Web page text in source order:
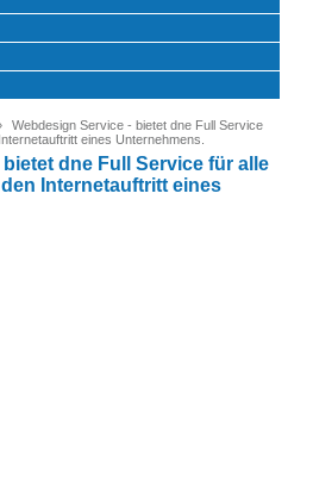
Webdesign Service - bietet dne Full Service
eines Unternehmens.
dne Full Service für alle
Internetauftritt eines